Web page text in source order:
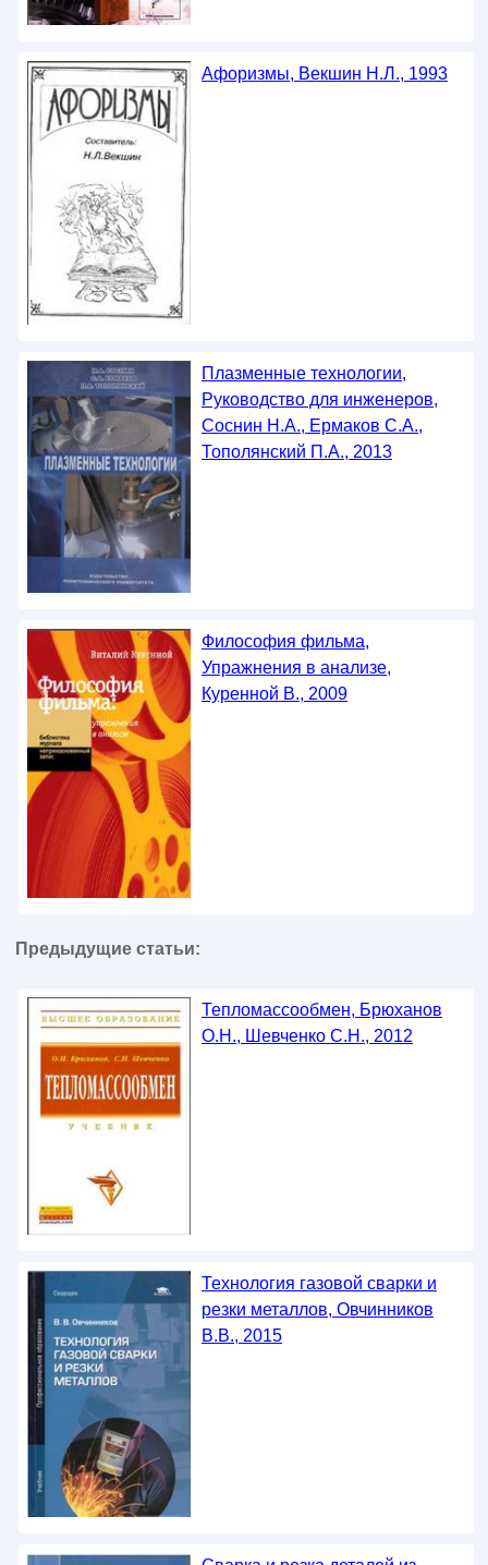
Афоризмы, Векшин Н.Л., 1993
Плазменные технологии,
Руководство для инженеров,
Соснин Н.А., Ермаков С.А.,
Тополянский П.А., 2013
Философия фильма,
Упражнения в анализе,
Куренной В., 2009
Предыдущие статьи:
Тепломассообмен, Брюханов
О.Н., Шевченко С.Н., 2012
Технология газовой сварки и
резки металлов, Овчинников
В.В., 2015